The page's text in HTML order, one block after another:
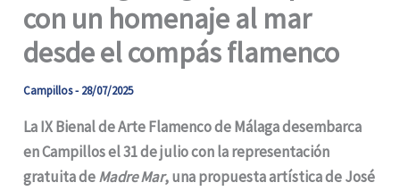
con un homenaje al mar
desde el compás flamenco
Campillos- 28/07/2025
La IX Bienal de Arte Flamenco de Málaga desembarca
en Campillos el 31 de julio con la representación
gratuita deMadre Mar, una propuesta artística de José